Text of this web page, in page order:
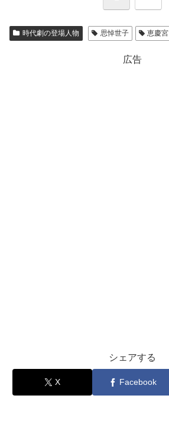
時代劇の登場人物 思悼世子 恵慶宮
広告
シェアする
X Facebook